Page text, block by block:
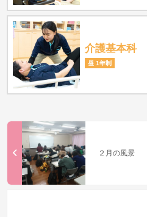
介護基本科
昼 1年制
２月の風景